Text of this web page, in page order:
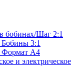
бобинах/Шаг 2:1
Бобины 3:1
Формат А4
и электрическое